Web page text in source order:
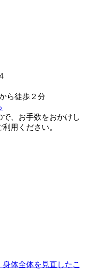
ら徒歩２分
、お手数をおかけし
用ください。
体全体を見直したこ